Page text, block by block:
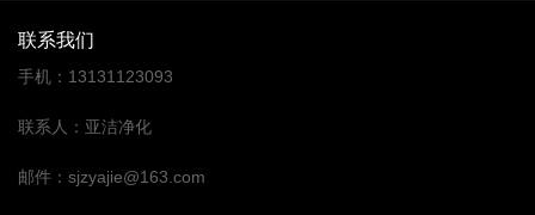
联系我们
手机 ： 13131123093
联系人 ： 亚洁净化
邮件 ： sjzyajie@163.com